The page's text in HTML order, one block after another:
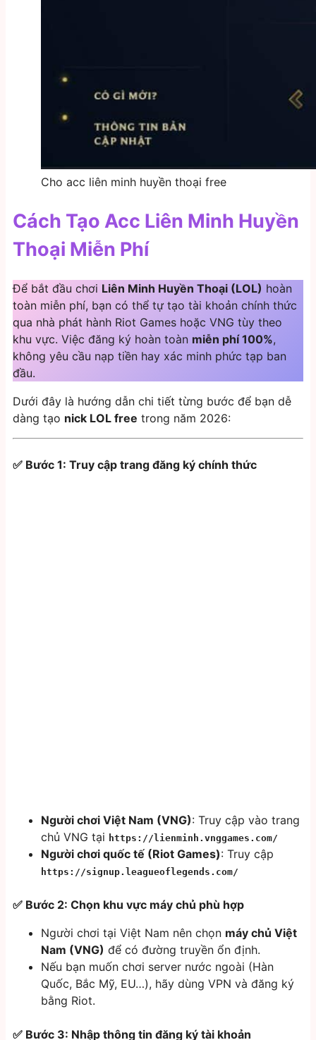
Cho acc liên minh huyền thoại free
Cách Tạo Acc Liên Minh Huyền
Thoại Miễn Phí
Để bắt đầu chơi Liên Minh Huyền Thoại (LOL) hoàn
toàn miễn phí, bạn có thể tự tạo tài khoản chính thức
qua nhà phát hành Riot Games hoặc VNG tùy theo
khu vực. Việc đăng ký hoàn toàn miễn phí 100%,
không yêu cầu nạp tiền hay xác minh phức tạp ban
đầu.
Dưới đây là hướng dẫn chi tiết từng bước để bạn dễ
dàng tạo nick LOL free trong năm 2026:
✅ Bước 1: Truy cập trang đăng ký chính thức
Người chơi Việt Nam (VNG): Truy cập vào trang
chủ VNG tại https://lienminh.vnggames.com/
Người chơi quốc tế (Riot Games): Truy cập
https://signup.leagueoflegends.com/
✅ Bước 2: Chọn khu vực máy chủ phù hợp
Người chơi tại Việt Nam nên chọn máy chủ Việt
Nam (VNG) để có đường truyền ổn định.
Nếu bạn muốn chơi server nước ngoài (Hàn
Quốc, Bắc Mỹ, EU…), hãy dùng VPN và đăng ký
bằng Riot.
✅ Bước 3: Nhập thông tin đăng ký tài khoản